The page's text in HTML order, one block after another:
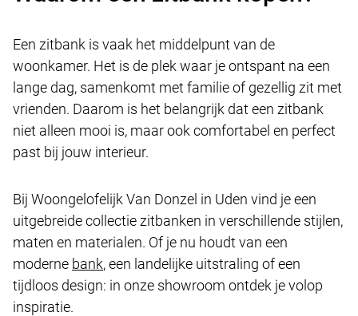
Een zitbank is vaak het middelpunt van de
woonkamer. Het is de plek waar je ontspant na een
lange dag, samenkomt met familie of gezellig zit met
vrienden. Daarom is het belangrijk dat een zitbank
niet alleen mooi is, maar ook comfortabel en perfect
past bij jouw interieur.
Bij Woongelofelijk Van Donzel in Uden vind je een
uitgebreide collectie zitbanken in verschillende stijlen,
maten en materialen. Of je nu houdt van een
moderne bank, een landelijke uitstraling of een
tijdloos design: in onze showroom ontdek je volop
inspiratie.